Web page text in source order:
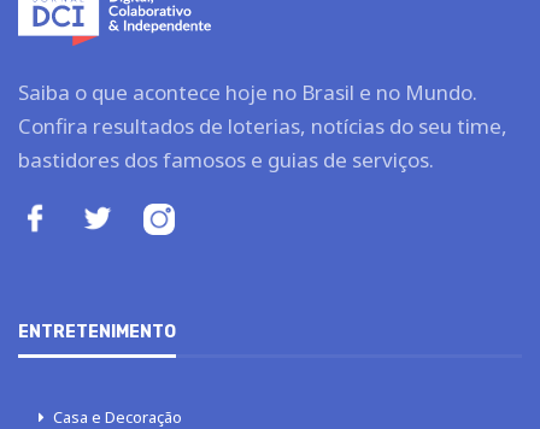
Saiba o que acontece hoje no Brasil e no Mundo.
Confira resultados de loterias, notícias do seu time,
bastidores dos famosos e guias de serviços.
ENTRETENIMENTO
Casa e Decoração